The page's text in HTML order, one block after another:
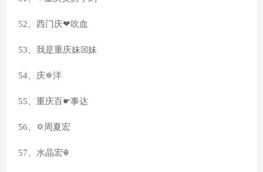
52、西门庆❤吹血
53、我是重庆妹☒妹
54、庆✵洋
55、重庆百☛事达
56、✡周夏宏
57、水晶宏☬